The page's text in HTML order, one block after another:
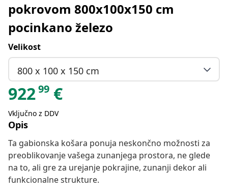
pokrovom 800x100x150 cm
pocinkano železo
Velikost
800 x 100 x 150 cm
92299 €
Vključno z DDV
Opis
Ta gabionska košara ponuja neskončno možnosti za
preoblikovanje vašega zunanjega prostora, ne glede
na to, ali gre za urejanje pokrajine, zunanji dekor ali
funkcionalne strukture.